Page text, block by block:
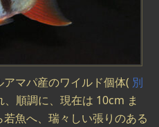
マパ産のワイルド個体( 別
順調に、現在は 10cm ま
魚へ、瑞々しい張りのある